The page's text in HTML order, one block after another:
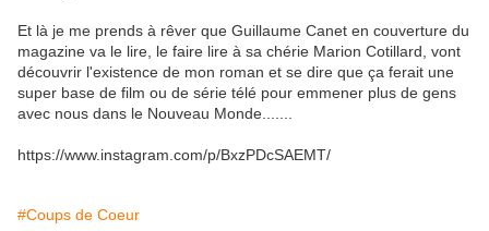
Et là je me prends à rêver que Guillaume Canet en couverture du
magazine va le lire, le faire lire à sa chérie Marion Cotillard, vont
découvrir l'existence de mon roman et se dire que ça ferait une
super base de film ou de série télé pour emmener plus de gens
avec nous dans le Nouveau Monde.......
https://www.instagram.com/p/BxzPDcSAEMT/
#Coups de Coeur